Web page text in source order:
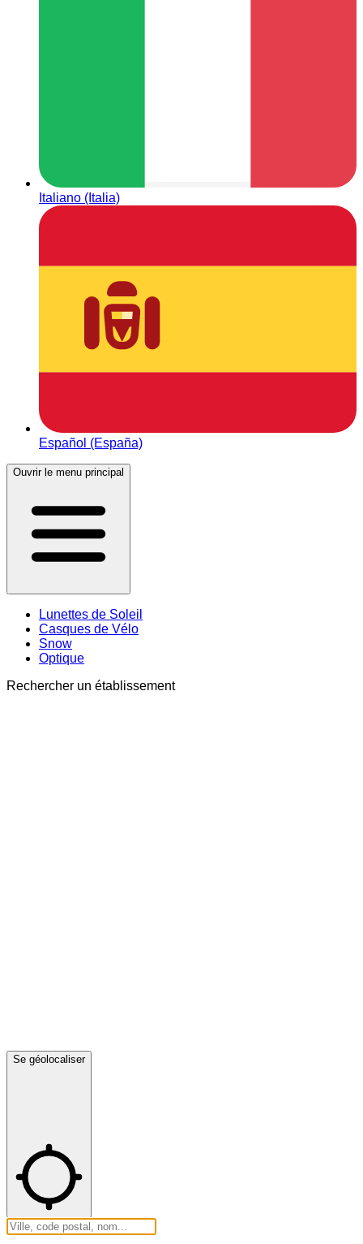
Italiano (Italia)
Español (España)
Ouvrir le menu principal
Lunettes de Soleil
Casques de Vélo
Snow
Optique
Rechercher un établissement
Se géolocaliser